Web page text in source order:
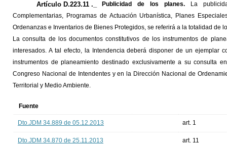
Artículo D.223.11 ._ Publicidad de los planes. La
Complementarias, Programas de Actuación Urbanística, Planes
Ordenanzas e Inventarios de Bienes Protegidos, se referirá a la totalidad de
La consulta de los documentos constitutivos de los instrumentos de
interesados. A tal efecto, la Intendencia deberá disponer de un ejemplar
instrumentos de planeamiento destinado exclusivamente a su consulta
Congreso Nacional de Intendentes y en la Dirección Nacional de
Territorial y Medio Ambiente.
Fuente
Dto.JDM 34.889 de 05.12.2013 art. 1
Dto.JDM 34.870 de 25.11.2013 art. 11